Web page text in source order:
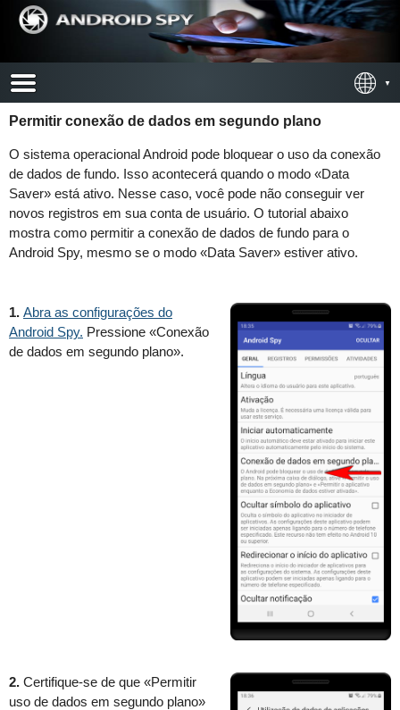
Permitir conexão de dados em segundo plano
O sistema operacional Android pode bloquear o uso da conexão
de dados de fundo. Isso acontecerá quando o modo «Data
Saver» está ativo. Nesse caso, você pode não conseguir ver
novos registros em sua conta de usuário. O tutorial abaixo
mostra como permitir a conexão de dados de fundo para o
Android Spy, mesmo se o modo «Data Saver» estiver ativo.
1. Abra as configurações do
Android Spy. Pressione «Conexão
de dados em segundo plano».
2. Certifique-se de que «Permitir
uso de dados em segundo plano»